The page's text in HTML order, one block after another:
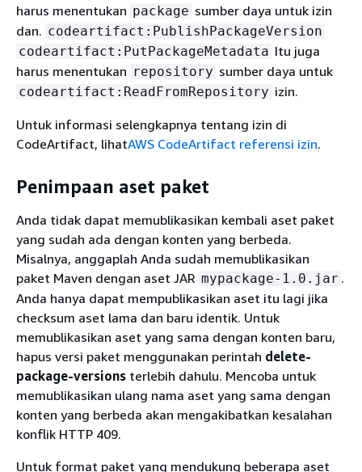
harus menentukan package sumber daya untuk izin
dan. codeartifact:PublishPackageVersion
codeartifact:PutPackageMetadata Itu juga
harus menentukan repository sumber daya untuk
codeartifact:ReadFromRepository izin.
Untuk informasi selengkapnya tentang izin di
CodeArtifact, lihatAWS CodeArtifact referensi izin.
Penimpaan aset paket
Anda tidak dapat memublikasikan kembali aset paket
yang sudah ada dengan konten yang berbeda.
Misalnya, anggaplah Anda sudah memublikasikan
paket Maven dengan aset JAR mypackage-1.0.jar .
Anda hanya dapat mempublikasikan aset itu lagi jika
checksum aset lama dan baru identik. Untuk
memublikasikan aset yang sama dengan konten baru,
hapus versi paket menggunakan perintah delete-
package-versions terlebih dahulu. Mencoba untuk
memublikasikan ulang nama aset yang sama dengan
konten yang berbeda akan mengakibatkan kesalahan
konflik HTTP 409.
Untuk format paket yang mendukung beberapa aset